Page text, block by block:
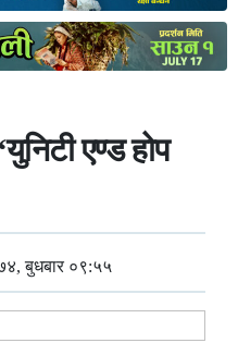
एण्ड होप
बुधबार ०९:५५